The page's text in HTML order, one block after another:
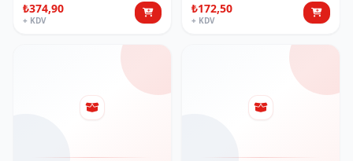
₺374,90
+ KDV
₺172,50
+ KDV